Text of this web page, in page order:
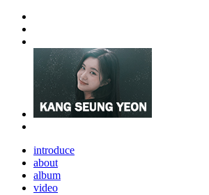
introduce
about
album
video